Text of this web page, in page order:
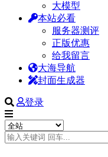
大模型
本站必看
服务器测评
正版优惠
给我留言
大海导航
封面生成器
登录